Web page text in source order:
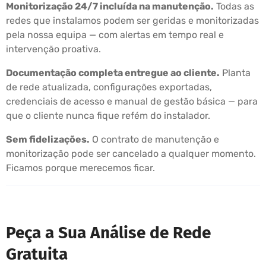
Monitorização 24/7 incluída na manutenção. Todas as
redes que instalamos podem ser geridas e monitorizadas
pela nossa equipa — com alertas em tempo real e
intervenção proativa.
Documentação completa entregue ao cliente. Planta
de rede atualizada, configurações exportadas,
credenciais de acesso e manual de gestão básica — para
que o cliente nunca fique refém do instalador.
Sem fidelizações. O contrato de manutenção e
monitorização pode ser cancelado a qualquer momento.
Ficamos porque merecemos ficar.
Peça a Sua Análise de Rede
Gratuita